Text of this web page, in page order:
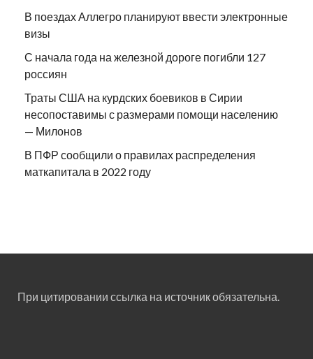
В поездах Аллегро планируют ввести электронные
визы
С начала года на железной дороге погибли 127
россиян
Траты США на курдских боевиков в Сирии
несопоставимы с размерами помощи населению
— Милонов
В ПФР сообщили о правилах распределения
маткапитала в 2022 году
При цитировании ссылка на источник обязательна.